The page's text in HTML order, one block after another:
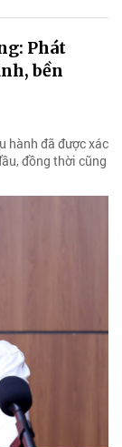
Phát
bền
hành đã được xác
đồng thời cũng